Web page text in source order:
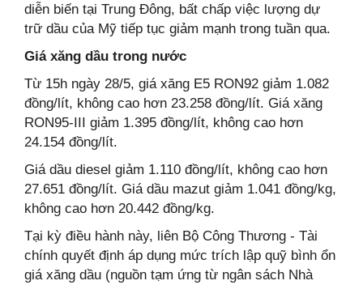
diễn biến tại Trung Đông, bất chấp việc lượng dự
trữ dầu của Mỹ tiếp tục giảm mạnh trong tuần qua.
Giá xăng dầu trong nước
Từ 15h ngày 28/5, giá xăng E5 RON92 giảm 1.082
đồng/lít, không cao hơn 23.258 đồng/lít. Giá xăng
RON95-III giảm 1.395 đồng/lít, không cao hơn
24.154 đồng/lít.
Giá dầu diesel giảm 1.110 đồng/lít, không cao hơn
27.651 đồng/lít. Giá dầu mazut giảm 1.041 đồng/kg,
không cao hơn 20.442 đồng/kg.
Tại kỳ điều hành này, liên Bộ Công Thương - Tài
chính quyết định áp dụng mức trích lập quỹ bình ổn
giá xăng dầu (nguồn tạm ứng từ ngân sách Nhà